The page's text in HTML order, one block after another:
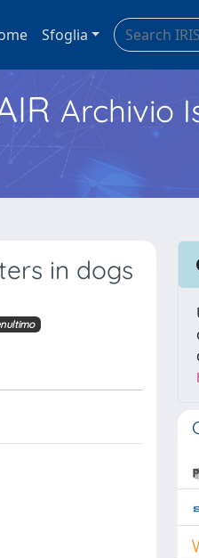
Sfoglia
Archivio
in dogs